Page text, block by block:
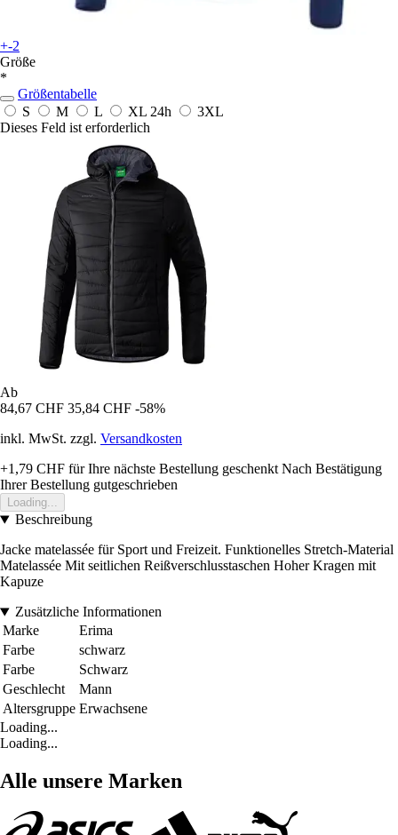
+-2
Größe
*
Größentabelle
S
M L XL 24h
3XL
Dieses Feld ist erforderlich
Ab
84,67 CHF 35,84 CHF -58%
inkl. MwSt. zzgl. Versandkosten
+1,79 CHF für Ihre nächste Bestellung geschenkt Nach Bestätigung
Ihrer Bestellung gutgeschrieben
Loading...
Beschreibung
Jacke matelassée für Sport und Freizeit. Funktionelles Stretch-Material
Matelassée Mit seitlichen Reißverschlusstaschen Hoher Kragen mit
Kapuze
Zusätzliche Informationen
Marke
Erima
Farbe
schwarz
Farbe
Schwarz
Geschlecht
Mann
Altersgruppe Erwachsene
Loading...
Loading...
Alle unsere Marken